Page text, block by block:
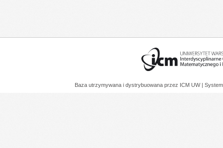
Baza utrzymywana i dystrybuowana przez ICM UW |